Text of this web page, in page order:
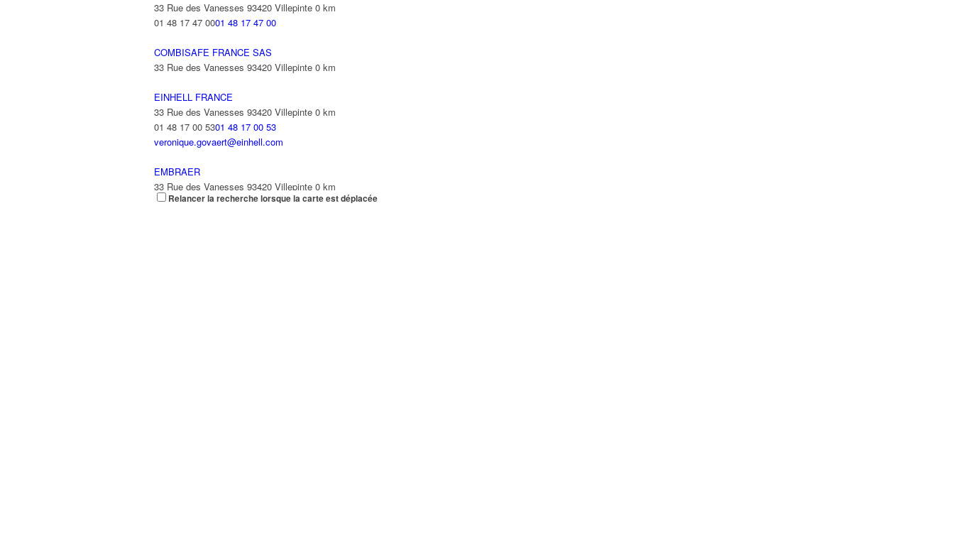
33 Rue des Vanesses 93420 Villepinte 0 km
01 48 17 47 0001 48 17 47 00
COMBISAFE FRANCE SAS
33 Rue des Vanesses 93420 Villepinte 0 km
EINHELL FRANCE
33 Rue des Vanesses 93420 Villepinte 0 km
01 48 17 00 5301 48 17 00 53
veronique.govaert@einhell.com
EMBRAER
33 Rue des Vanesses 93420 Villepinte 0 km
01 49 38 44 00 01 49 38 44 00
Relancer la recherche lorsque la carte est déplacée